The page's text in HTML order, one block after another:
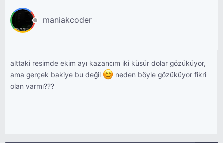
maniakcoder
alttaki resimde ekim ayı kazancım iki küsür dolar gözüküyor,
ama gerçek bakiye bu değil
neden böyle gözüküyor fikri
olan varmı???